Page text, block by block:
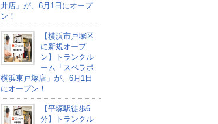
井店」が、6月1日にオープ
ン！
【横浜市戸塚区
に新規オープ
ン】トランクル
ーム「スペラボ
横浜東戸塚店」が、6月1日
にオープン！
【平塚駅徒歩6
分】トランクル